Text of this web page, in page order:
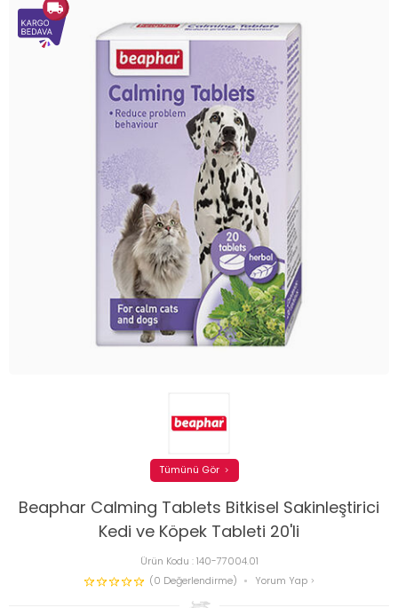
Beaphar Calming Tablets Bitkisel Sakinleştirici
Kedi ve Köpek Tableti 20'li
Ürün Kodu :140-77004.01
(0 Değerlendirme)
Yorum Yap
Tümünü Gör